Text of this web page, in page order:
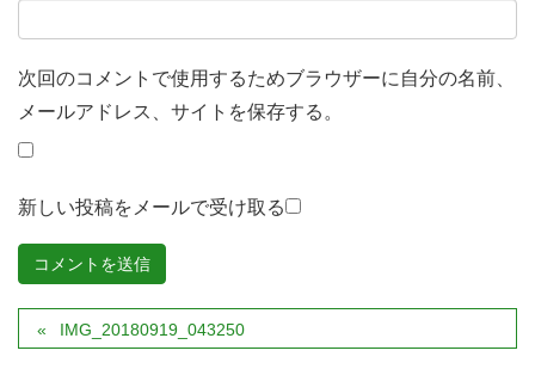
次回のコメントで使用するためブラウザーに自分の名前、
メールアドレス、サイトを保存する。
新しい投稿をメールで受け取る
IMG_20180919_043250